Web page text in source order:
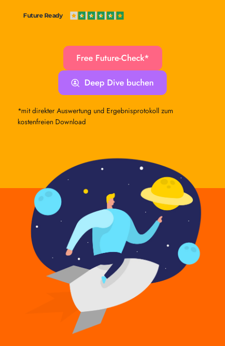
Future Ready
Free Future-Check*
Deep Dive buchen
*mit direkter Auswertung und Ergebnisprotokoll zum
kostenfreien Download